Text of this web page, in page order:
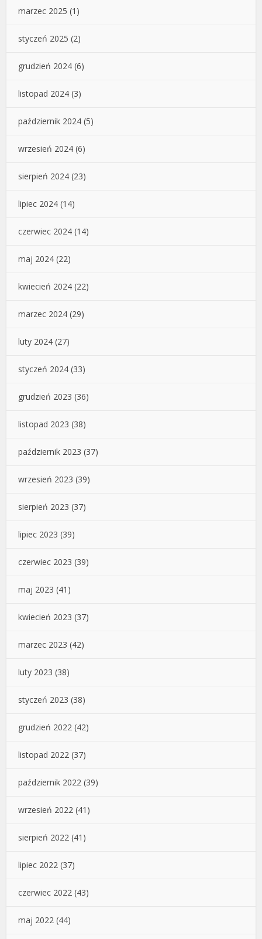
marzec 2025 (1)
styczeń 2025 (2)
grudzień 2024 (6)
listopad 2024 (3)
październik 2024 (5)
wrzesień 2024 (6)
sierpień 2024 (23)
lipiec 2024 (14)
czerwiec 2024 (14)
maj 2024 (22)
kwiecień 2024 (22)
marzec 2024 (29)
luty 2024 (27)
styczeń 2024 (33)
grudzień 2023 (36)
listopad 2023 (38)
październik 2023 (37)
wrzesień 2023 (39)
sierpień 2023 (37)
lipiec 2023 (39)
czerwiec 2023 (39)
maj 2023 (41)
kwiecień 2023 (37)
marzec 2023 (42)
luty 2023 (38)
styczeń 2023 (38)
grudzień 2022 (42)
listopad 2022 (37)
październik 2022 (39)
wrzesień 2022 (41)
sierpień 2022 (41)
lipiec 2022 (37)
czerwiec 2022 (43)
maj 2022 (44)